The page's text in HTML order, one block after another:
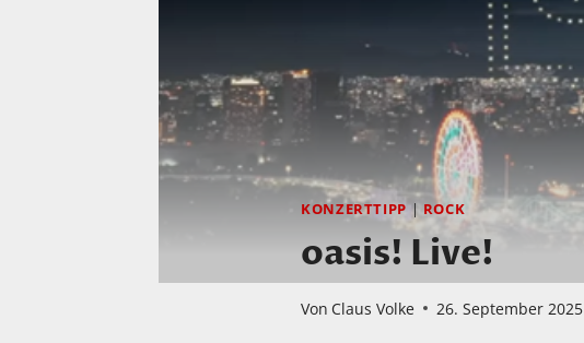
KONZERTTIPP|ROCK
oasis! Live!
Von Claus Volke 26. September 2025